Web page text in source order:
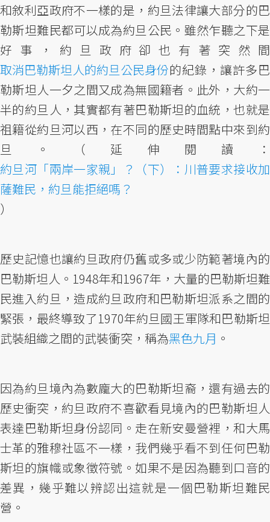
和敘利亞政府不一樣的是，約旦法律讓大部分的巴
勒斯坦難民都可以成為約旦公民。雖然乍聽之下是
好事，約旦政府卻也有著突然間
取消巴勒斯坦人的約旦公民身份的紀錄，讓許多巴
勒斯坦人一夕之間又成為無國籍者。此外，大約一
半的約旦人，其實都有著巴勒斯坦的血統，也就是
祖籍從約旦河以西，在不同的歷史時間點中來到約
旦。（延伸閱讀：
約旦河「兩岸一家親」？（下）：川普要求接收加
薩難民，約旦能拒絕嗎？
）
歷史記憶也讓約旦政府仍舊或多或少防範著境內的
巴勒斯坦人。1948年和1967年，大量的巴勒斯坦難
民進入約旦，造成約旦政府和巴勒斯坦派系之間的
緊張，最終導致了1970年約旦國王軍隊和巴勒斯坦
武裝組織之間的武裝衝突，稱為黑色九月 。
因為約旦境內為數龐大的巴勒斯坦裔，還有過去的
歷史衝突，約旦政府不喜歡看見境內的巴勒斯坦人
表達巴勒斯坦身份認同。走在新安曼營裡，和大馬
士革的雅穆社區不一樣，我們幾乎看不到任何巴勒
斯坦的旗幟或象徵符號。如果不是因為聽到口音的
差異，幾乎難以辨認出這就是一個巴勒斯坦難民
營。